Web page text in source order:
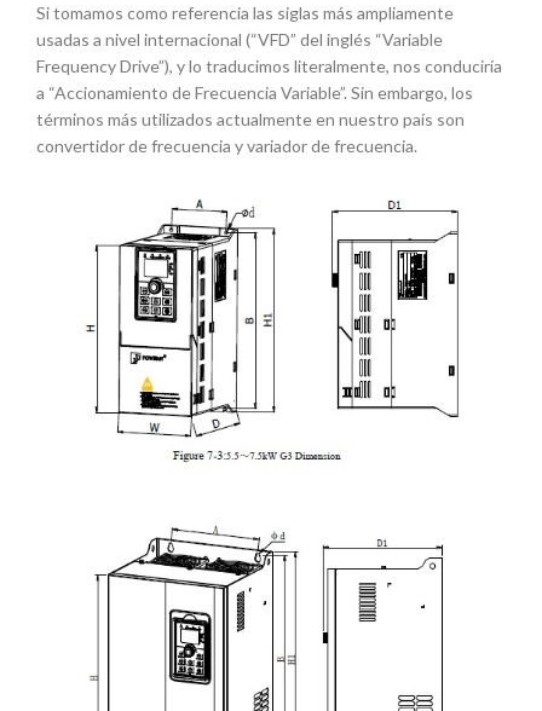
Si tomamos como referencia las siglas más ampliamente
usadas a nivel internacional (“VFD” del inglés “Variable
Frequency Drive”), y lo traducimos literalmente, nos conduciría
a “Accionamiento de Frecuencia Variable”. Sin embargo, los
términos más utilizados actualmente en nuestro país son
convertidor de frecuencia y variador de frecuencia.